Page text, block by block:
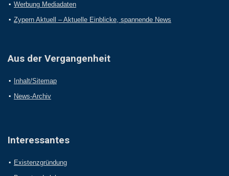
Werbung Mediadaten
Zypern Aktuell – Aktuelle Einblicke, spannende News
Aus der Vergangenheit
Inhalt/Sitemap
News-Archiv
Interessantes
Existenzgründung